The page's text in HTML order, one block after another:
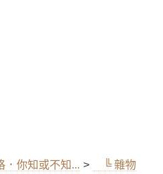
你知或不知... >
╚ 雜物